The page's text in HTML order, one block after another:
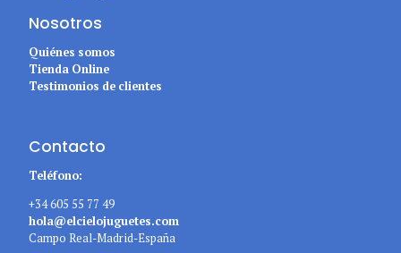
Nosotros
Quiénes somos
Tienda Online
Testimonios de clientes
Contacto
Teléfono:
+34 605 55 77 49
hola@elcielojuguetes.com
Campo Real-Madrid-España